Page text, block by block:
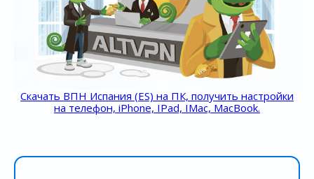
Скачать ВПН Испания (ES) на ПК, получить настройки
на телефон, iPhone, IPad, IMac, MacBook.